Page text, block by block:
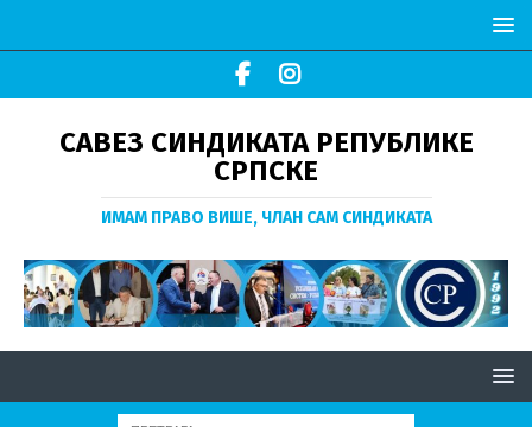
САВЕЗ СИНДИКАТА РЕПУБЛИКЕ
СРПСКЕ
ИМАМ ПРАВО ВИШЕ, ЧЛАН САМ СИНДИКАТА